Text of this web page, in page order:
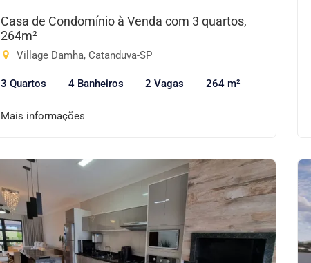
Casa de Condomínio à Venda com 3 quartos,
264m²
Village Damha, Catanduva-SP
3 Quartos 4 Banheiros 2 Vagas 264 m²
Mais informações